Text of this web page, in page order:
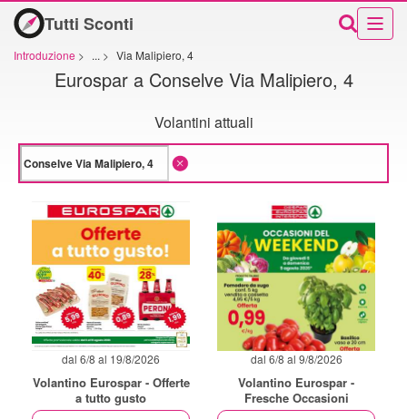
Tutti Sconti
Introduzione > ... > Via Malipiero, 4
Eurospar a Conselve Via Malipiero, 4
Volantini attuali
dal 6/8 al 19/8/2026
Volantino Eurospar - Offerte
a tutto gusto
dal 6/8 al 9/8/2026
Volantino Eurospar -
Fresche Occasioni